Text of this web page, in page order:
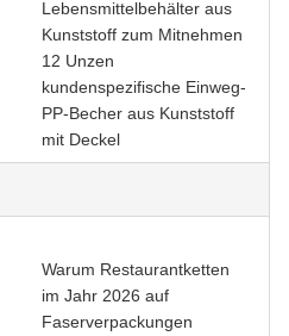
Lebensmittelbehälter aus
Kunststoff zum Mitnehmen
12 Unzen
kundenspezifische Einweg-
PP-Becher aus Kunststoff
mit Deckel
Warum Restaurantketten
im Jahr 2026 auf
Faserverpackungen